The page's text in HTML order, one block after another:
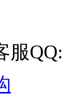
服QQ: